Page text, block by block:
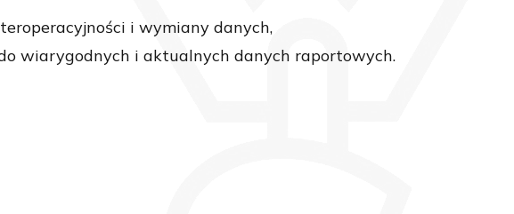
i wymiany danych,
wiarygodnych i aktualnych danych raportowych.